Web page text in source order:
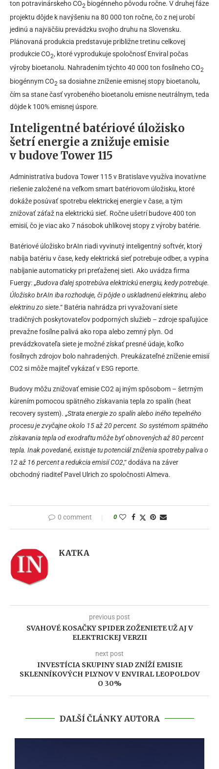
ton potravinárskeho CO2 biogénneho pôvodu ročne. V druhej fáze
projektu dôjde k navýšeniu na 80 000 ton ročne, čo z nej urobí
jedinú a najväčšiu prevádzku svojho druhu na Slovensku.
Plánovaná produkcia predstavuje približne tretinu celkovej
produkcie CO2, ktoré vyprodukuje spoločnosť Enviral počas
výroby bioetanolu. Nahradením týchto 40 000 ton fosílneho CO2
biogénnym CO2 sa dosiahne zníženie emisnej stopy bioetanolu,
čím sa stane časť vyrobeného bioetanolu emisne neutrálnym, teda
dôjde k 100% emisnej úspore.
Inteligentné batériové úložisko
šetrí energie a znižuje emisie
v budove Tower 115
Administratíva budova Tower 115 v Bratislave využíva inovatívne
riešenie založené na veľkom smart batériovom úložisku, ktoré
dokáže posúvať spotrebu elektrickej energie v čase, a tým
znižovať záťaž na elektrickú sieť. Ročne ušetrí budove 400 ton
emisií, čo je viac ako 7 násobok uhlíkovej stopy z výroby batérie.
Batériové úložisko brAIn riadi vyvinutý inteligentný softvér, ktorý
nabíja batériu v čase, kedy elektrická sieť potrebuje odber, a vypína
nabíjanie automaticky pri preťaženej sieti. Ako uvádza firma
Fuergy: „Budova ďalej spotrebúva elektrickú energiu, kedy potrebuje.
Úložisko brAIn iba rozhoduje, či pôjde o uskladnenú elektrinu, alebo
elektrinu zo siete.“ Batéria nahrádza pri vyvažovaní siete
tradičných poskytovateľov podporných služieb – zdroje spaľujúce
prevažne fosílne palivá ako ropa alebo zemný plyn. Od
prevádzkovateľa siete je možné získať presné údaje, koľko
fosílnych zdrojov bolo nahradených. Preukázateľné zníženie emisií
CO2 si môže majiteľ vykázať v ESG reporte.
Budovy môžu znižovať emisie CO2 aj iným spôsobom – šetrným
kúrením pomocou spätného získavania tepla zo spalín (heat
recovery system). „Strata energie zo spalín alebo iného tepelného
procesu je zvyčajne okolo 15 až 20 percent. So systémom spätného
získavania tepla od exodraftu môže byť obnovených až 80 percent
tepla. Inak povedané, existuje tu potenciál zníženia spotreby paliva o
12 až 16 percent a redukcia emisií CO2,“ dodáva na záver
obchodný riaditeľ Pavel Ulrich zo spoločnosti Almeva.
0 comment 0
KATKA
previous post
SVAHOVÉ KOSAČKY SPIDER ZOŽENIETE UŽ AJ V
ELEKTRICKEJ VERZII
next post
INVESTÍCIA SKUPINY SIAD ZNÍŽÍ EMISIE
SKLENNÍKOVÝCH PLYNOV V ENVIRAL LEOPOLDOV
O 30%
DALŠÍ ČLÁNKY AUTORA